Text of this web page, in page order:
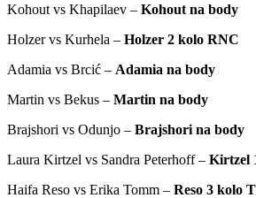
Kohout vs Khapilaev – Kohout na body
Holzer vs Kurhela – Holzer 2 kolo RNC
Adamia vs Brcić – Adamia na body
Martin vs Bekus – Martin na body
Brajshori vs Odunjo – Brajshori na body
Laura Kirtzel vs Sandra Peterhoff – Kirtzel
Haifa Reso vs Erika Tomm – Reso 3 kolo